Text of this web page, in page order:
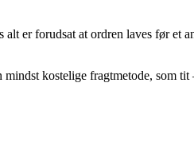
er forudsat at ordren laves før et
kostelige fragtmetode, som